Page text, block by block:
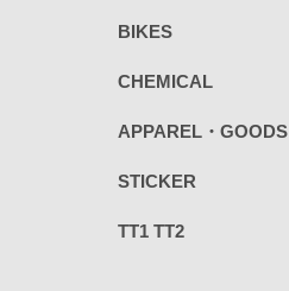
BIKES
CHEMICAL
APPAREL・GOODS
STICKER
TT1 TT2